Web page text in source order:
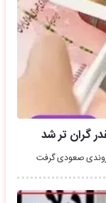
روندی صعودی گرفت